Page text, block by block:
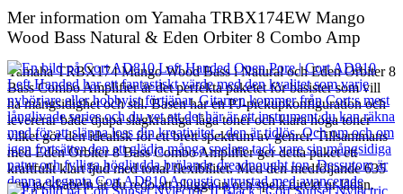
Mer information om Yamaha TRBX174EW Mango
Wood Bass Natural & Eden Orbiter 8 Combo Amp
Yamaha TRBX174 Mango Wood Bass i Natural och Eden Orbiter 8
Bass Combo Amplifier är det perfekta paketet för basister som vill
ha mångsidighet och stil. Basen har en PJ-pickupkonfiguration och
levererar både djupa slagkraftiga låga toner och klara höga toner
vilket gör den idealisk för ett brett spektrum av genrer. Tillsammans
med Eden Orbiter 8 Bass Combo Amplifier ger detta paket ett
kraftfullt klart ljud med tonal flexibilitet. Med den medföljande 635
mm jackkabeln är du redo att plugga in och spela direkt ur lådan.